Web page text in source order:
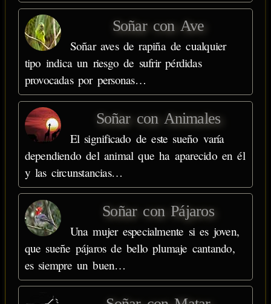
Soñar con Ave
Soñar aves de rapiña de cualquier
tipo indica un riesgo de sufrir pérdidas
provocadas por personas…
Soñar con Animales
El significado de este sueño varía
dependiendo del animal que ha aparecido en él
y las circunstancias…
Soñar con Pájaros
Una mujer especialmente si es joven,
que sueñe pájaros de bello plumaje cantando,
es siempre un buen…